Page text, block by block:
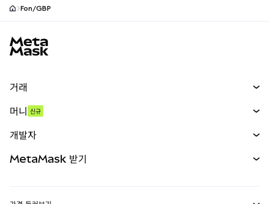
Fon/GBP
거래
무기한 선물
실물자산
머니 신규
개발자
MetaMask 받기